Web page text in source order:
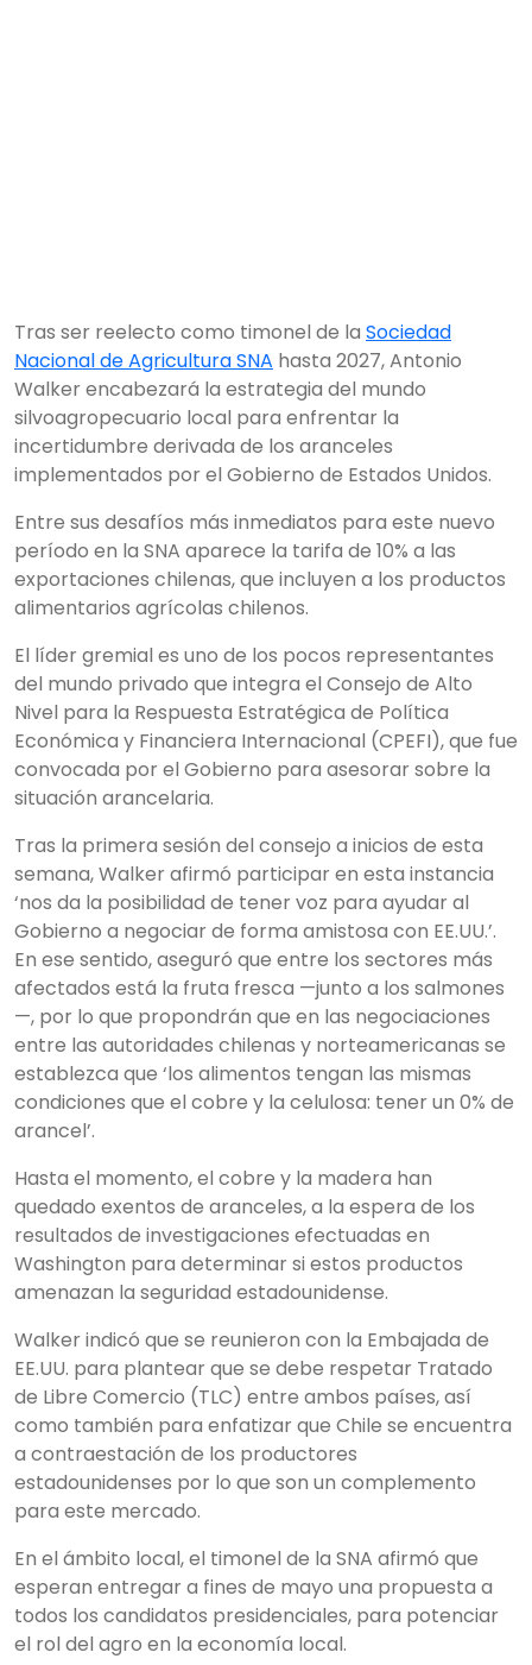
Tras ser reelecto como timonel de la Sociedad
Nacional de Agricultura SNA hasta 2027, Antonio
Walker encabezará la estrategia del mundo
silvoagropecuario local para enfrentar la
incertidumbre derivada de los aranceles
implementados por el Gobierno de Estados Unidos.
Entre sus desafíos más inmediatos para este nuevo
período en la SNA aparece la tarifa de 10% a las
exportaciones chilenas, que incluyen a los productos
alimentarios agrícolas chilenos.
El líder gremial es uno de los pocos representantes
del mundo privado que integra el Consejo de Alto
Nivel para la Respuesta Estratégica de Política
Económica y Financiera Internacional (CPEFI), que fue
convocada por el Gobierno para asesorar sobre la
situación arancelaria.
Tras la primera sesión del consejo a inicios de esta
semana, Walker afirmó participar en esta instancia
‘nos da la posibilidad de tener voz para ayudar al
Gobierno a negociar de forma amistosa con EE.UU.’.
En ese sentido, aseguró que entre los sectores más
afectados está la fruta fresca —junto a los salmones
—, por lo que propondrán que en las negociaciones
entre las autoridades chilenas y norteamericanas se
establezca que ‘los alimentos tengan las mismas
condiciones que el cobre y la celulosa: tener un 0% de
arancel’.
Hasta el momento, el cobre y la madera han
quedado exentos de aranceles, a la espera de los
resultados de investigaciones efectuadas en
Washington para determinar si estos productos
amenazan la seguridad estadounidense.
Walker indicó que se reunieron con la Embajada de
EE.UU. para plantear que se debe respetar Tratado
de Libre Comercio (TLC) entre ambos países, así
como también para enfatizar que Chile se encuentra
a contraestación de los productores
estadounidenses por lo que son un complemento
para este mercado.
En el ámbito local, el timonel de la SNA afirmó que
esperan entregar a fines de mayo una propuesta a
todos los candidatos presidenciales, para potenciar
el rol del agro en la economía local.